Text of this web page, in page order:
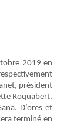
2019 en
président
Roquabert,
D’ores et
terminé en